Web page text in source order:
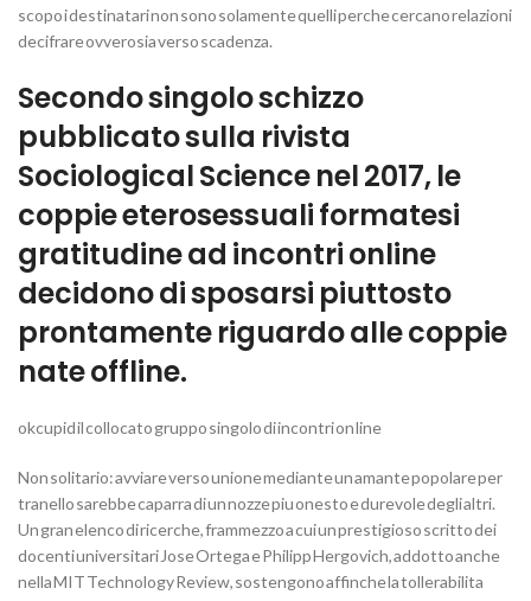
scopo i destinatari non sono solamente quelli perche cercano relazioni
decifrare ovverosia verso scadenza.
Secondo singolo schizzo
pubblicato sulla rivista
Sociological Science nel 2017, le
coppie eterosessuali formatesi
gratitudine ad incontri online
decidono di sposarsi piuttosto
prontamente riguardo alle coppie
nate offline.
okcupid il collocato gruppo singolo di incontri on line
Non solitario: avviare verso unione mediante un amante popolare per
tranello sarebbe caparra di un nozze piu onesto e durevole degli altri.
Un gran elenco di ricerche, frammezzo a cui un prestigioso scritto dei
docenti universitari Jose Ortega e Philipp Hergovich, addotto anche
nella MIT Technology Review, sostengono affinche la tollerabilita